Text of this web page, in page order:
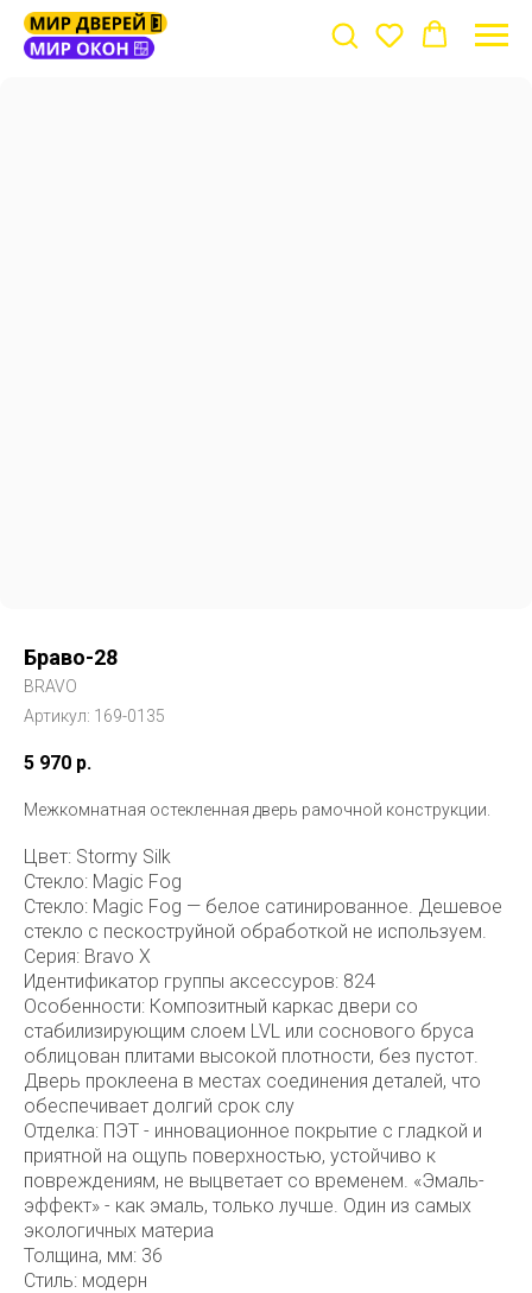
Браво-28
BRAVO
Артикул: 169-0135
5 970 р.
Межкомнатная остекленная дверь рамочной конструкции.
Цвет: Stormy Silk
Стекло: Magic Fog
Стекло: Magic Fog — белое сатинированное. Дешевое
стекло с пескоструйной обработкой не используем.
Серия: Bravo X
Идентификатор группы аксессуров: 824
Особенности: Композитный каркас двери со
стабилизирующим слоем LVL или соснового бруса
облицован плитами высокой плотности, без пустот.
Дверь проклеена в местах соединения деталей, что
обеспечивает долгий срок слу
Отделка: ПЭТ - инновационное покрытие c гладкой и
приятной на ощупь поверхностью, устойчиво к
повреждениям, не выцветает со временем. «Эмаль-
эффект» - как эмаль, только лучше. Один из самых
экологичных материа
Толщина, мм: 36
Стиль: модерн